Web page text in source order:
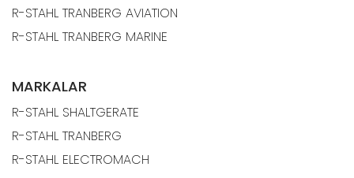
R-STAHL TRANBERG AVIATION
R-STAHL TRANBERG MARINE
MARKALAR
R-STAHL SHALTGERATE
R-STAHL TRANBERG
R-STAHL ELECTROMACH